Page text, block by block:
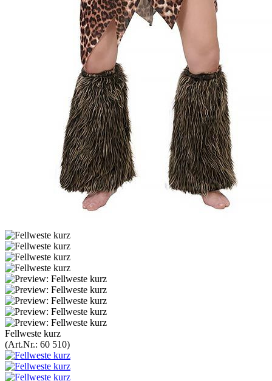
Fellweste kurz
(Art.Nr.: 60 510)